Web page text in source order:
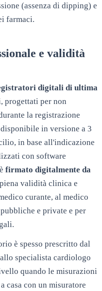
(assenza di dipping) e
farmaci.
e validità
digitali di ultima
progettati per non
la registrazione
in versione a 3
in base all'indicazione
con software
firmato digitalmente da
validità clinica e
curante, al medico
e private e per
è spesso prescritto dal
specialista cardiologo
quando le misurazioni
casa con un misuratore